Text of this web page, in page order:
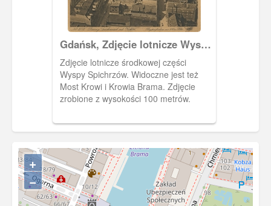
Gdańsk, Zdjęcie lotnicze Wyspy
Spichrzów
Zdjęcie lotnicze środkowej części
Wyspy Spichrzów. Widoczne jest też
Most Krowi i Krowia Brama. Zdjęcie
zrobione z wysokości 100 metrów.
+
−